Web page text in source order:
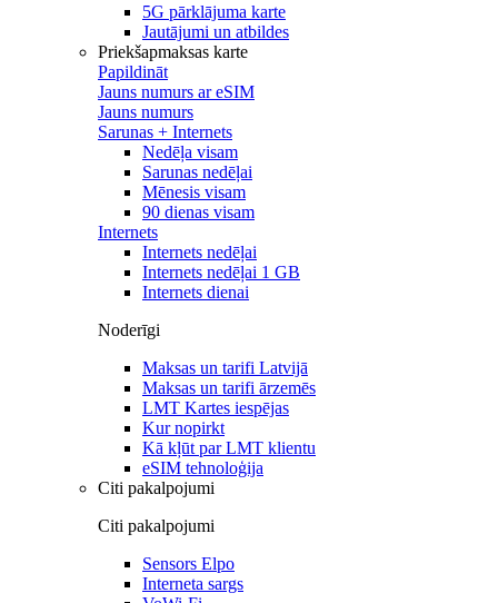
5G pārklājuma karte
Jautājumi un atbildes
Priekšapmaksas karte
Papildināt
Jauns numurs ar eSIM
Jauns numurs
Sarunas + Internets
Nedēļa visam
Sarunas nedēļai
Mēnesis visam
90 dienas visam
Internets
Internets nedēļai
Internets nedēļai 1 GB
Internets dienai
Noderīgi
Maksas un tarifi Latvijā
Maksas un tarifi ārzemēs
LMT Kartes iespējas
Kur nopirkt
Kā kļūt par LMT klientu
eSIM tehnoloģija
Citi pakalpojumi
Citi pakalpojumi
Sensors Elpo
Interneta sargs